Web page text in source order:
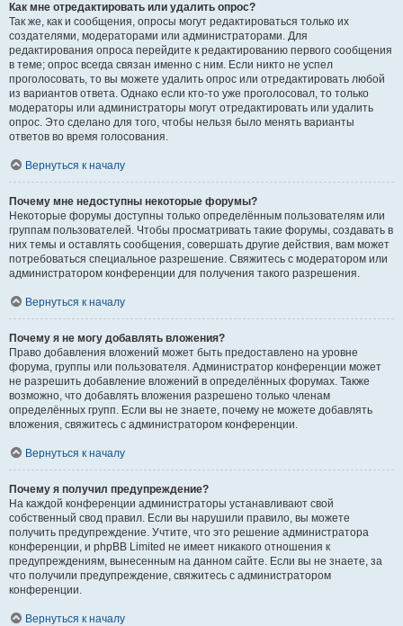
Как мне отредактировать или удалить опрос?
Так же, как и сообщения, опросы могут редактироваться только их
создателями, модераторами или администраторами. Для
редактирования опроса перейдите к редактированию первого сообщения
в теме; опрос всегда связан именно с ним. Если никто не успел
проголосовать, то вы можете удалить опрос или отредактировать любой
из вариантов ответа. Однако если кто-то уже проголосовал, то только
модераторы или администраторы могут отредактировать или удалить
опрос. Это сделано для того, чтобы нельзя было менять варианты
ответов во время голосования.
Вернуться к началу
Почему мне недоступны некоторые форумы?
Некоторые форумы доступны только определённым пользователям или
группам пользователей. Чтобы просматривать такие форумы, создавать в
них темы и оставлять сообщения, совершать другие действия, вам может
потребоваться специальное разрешение. Свяжитесь с модератором или
администратором конференции для получения такого разрешения.
Вернуться к началу
Почему я не могу добавлять вложения?
Право добавления вложений может быть предоставлено на уровне
форума, группы или пользователя. Администратор конференции может
не разрешить добавление вложений в определённых форумах. Также
возможно, что добавлять вложения разрешено только членам
определённых групп. Если вы не знаете, почему не можете добавлять
вложения, свяжитесь с администратором конференции.
Вернуться к началу
Почему я получил предупреждение?
На каждой конференции администраторы устанавливают свой
собственный свод правил. Если вы нарушили правило, вы можете
получить предупреждение. Учтите, что это решение администратора
конференции, и phpBB Limited не имеет никакого отношения к
предупреждениям, вынесенным на данном сайте. Если вы не знаете, за
что получили предупреждение, свяжитесь с администратором
конференции.
Вернуться к началу